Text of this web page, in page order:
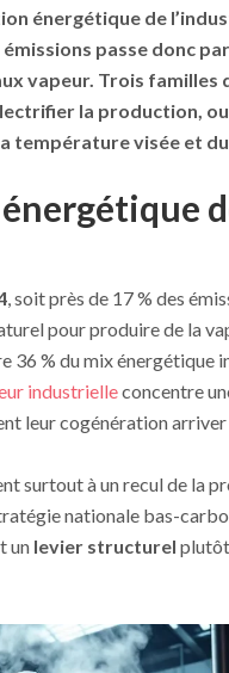
énergétiquede
passe donc
vapeur. Trois familles
la production,
température visée et
, soit près de 17 % des
pour produire de la
36 % du mix énergétique
industrielleconcentre
leur cogénération
surtout à un recul de la
nationale bas-
un levier structurel plutôt